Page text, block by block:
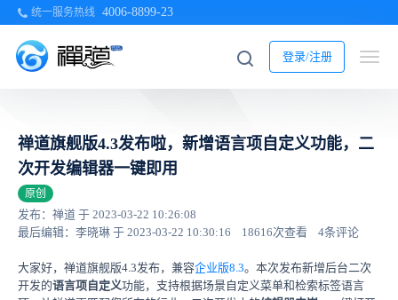
统一服务热线 4006-8899-23
登录/注册
禅道旗舰版4.3发布啦，新增语言项自定义功能，二
次开发编辑器一键即用
原创
发布：禅道 于 2023-03-22 10:26:08
最后编辑：李晓琳 于 2023-03-22 10:30:16
18616次查看 4条评论
大家好，禅道旗舰版4.3发布，兼容企业版8.3。本次发布新增后台二次
开发的语言项自定义功能，支持根据场景自定义菜单和检索标签语言